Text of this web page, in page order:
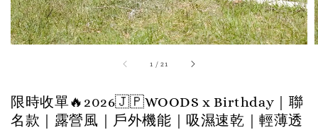
1 /21
限時收單🔥2026🇯🇵WOODS x Birthday｜聯
名款｜露營風｜戶外機能｜吸濕速乾｜輕薄透